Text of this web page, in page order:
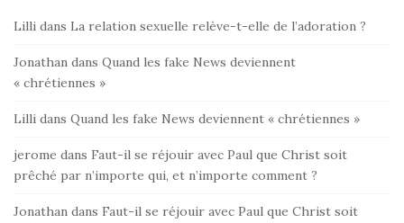
Lilli dans La relation sexuelle relève-t-elle de l’adoration ?
Jonathan dans Quand les fake News deviennent
« chrétiennes »
Lilli dans Quand les fake News deviennent « chrétiennes »
jerome dans Faut-il se réjouir avec Paul que Christ soit
prêché par n’importe qui, et n’importe comment ?
Jonathan dans Faut-il se réjouir avec Paul que Christ soit